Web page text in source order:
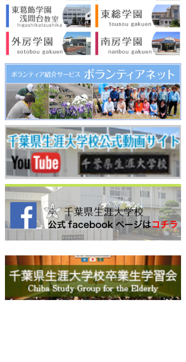
2026.07.06
浅間台教室 一日の学修
1 / 36 1 2 3 4 5 ... 20 ... »